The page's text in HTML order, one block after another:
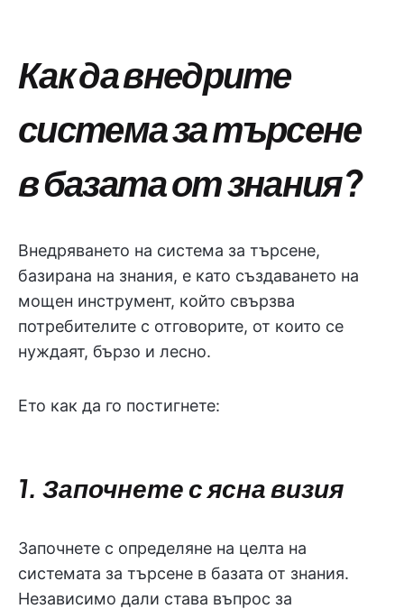
Как да внедрите
система за търсене
в базата от знания?
Внедряването на система за търсене,
базирана на знания, е като създаването на
мощен инструмент, който свързва
потребителите с отговорите, от които се
нуждаят, бързо и лесно.
Ето как да го постигнете:
1. Започнете с ясна визия
Започнете с определяне на целта на
системата за търсене в базата от знания.
Независимо дали става въпрос за